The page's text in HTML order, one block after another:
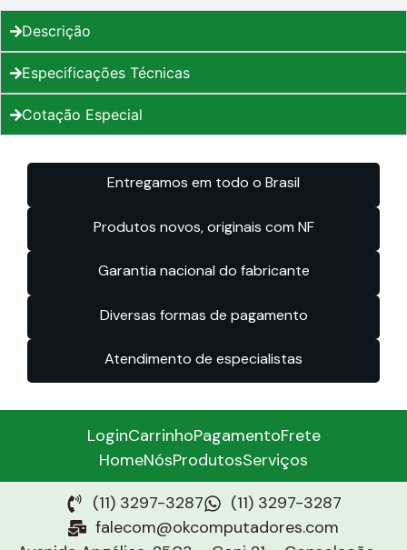
Descrição
Especificações Técnicas
Cotação Especial
Entregamos em todo o Brasil
Produtos novos, originais com NF
Garantia nacional do fabricante
Diversas formas de pagamento
Atendimento de especialistas
LoginCarrinhoPagamentoFrete
HomeNósProdutosServiços
(11) 3297-3287
(11) 3297-3287
falecom@okcomputadores.com